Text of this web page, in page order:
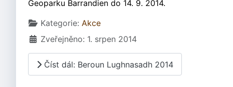
Geoparku Barrandien do 14. 9. 2014.
Základní údaje
Kategorie: Akce
Zveřejněno: 1. srpen 2014
Číst dál: Beroun Lughnasadh 2014